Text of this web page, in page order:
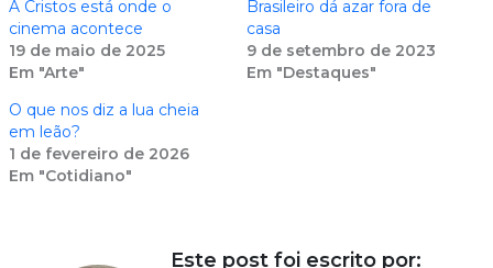
A Cristos está onde o
cinema acontece
19 de maio de 2025
Em "Arte"
Brasileiro dá azar fora de
casa
9 de setembro de 2023
Em "Destaques"
O que nos diz a lua cheia
em leão?
1 de fevereiro de 2026
Em "Cotidiano"
Este post foi escrito por: